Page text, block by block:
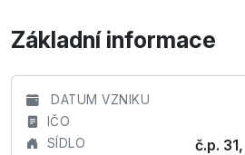
Základní informace
DATUM VZNIKU
IČO
SÍDLO č.p.